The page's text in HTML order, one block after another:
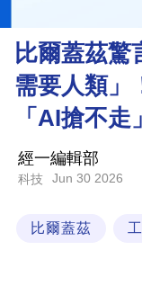
財
商
業
技
比爾蓋茲驚
需要人類」
「AI搶不走」
經一編輯部
科技 Jun 30 2026
比爾蓋茲